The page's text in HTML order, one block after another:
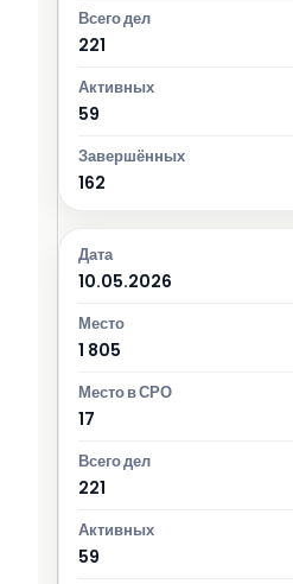
221
59
162
10.05.2026
1 805
17
221
59